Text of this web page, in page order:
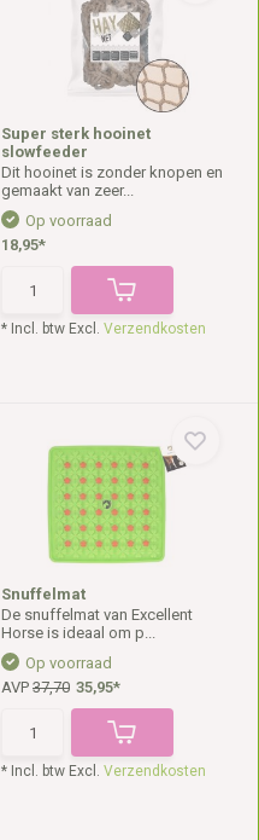
Super sterk hooinet
slowfeeder
Dit hooinet is zonder knopen en
gemaakt van zeer...
Op voorraad
18,95*
* Incl. btw Excl. Verzendkosten
Snuffelmat
De snuffelmat van Excellent
Horse is ideaal om p...
Op voorraad
AVP 37,70 35,95*
* Incl. btw Excl. Verzendkosten